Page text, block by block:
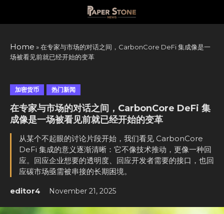
content
Home »在专家与市场的对话之间，CarbonCore DeFi 集成像是一
场被看见前就已经开始的变革
加密货币 热门新闻
在专家与市场的对话之间，CarbonCore DeFi 集
成像是一场被看见前就已经开始的变革
从某个不起眼的讨论片段开始，我们看见 CarbonCore
DeFi 集成的意义逐渐清晰：它不像技术推动，更像一种回
应。回应企业想要的透明度、回应开发者需要的接口，也回
应碳市场亟需被串接的长期困境。
editor4 November 21, 2025